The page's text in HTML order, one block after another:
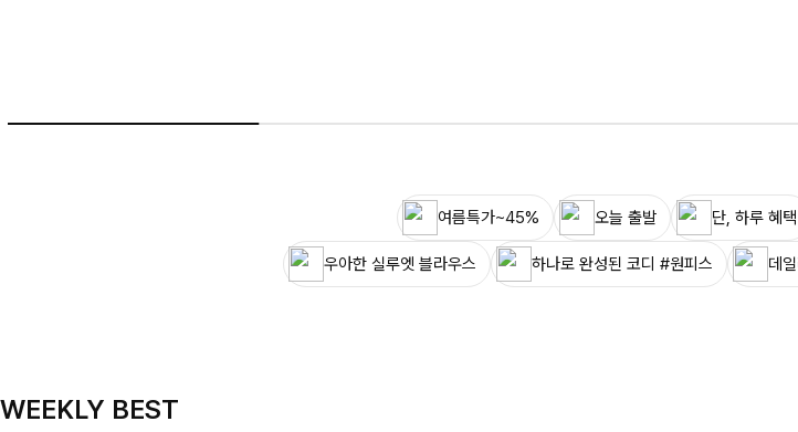
여름특가~45% 오늘 출발 단, 하루 혜택
우아한 실루엣 블라우스 하나로 완성된 코디 #원피스 데
WEEKLY BEST